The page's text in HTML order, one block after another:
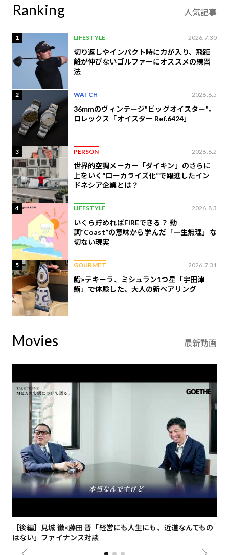
Ranking 人気記事
1 LIFESTYLE 2026.7.30
切り返しやインパクト時に力が入り、飛距
離が伸びないゴルファーにオススメの練習
法
2 WATCH 2026.8.5
36mmのヴィンテージ"ビッグオイスター"。
ロレックス「オイスター Ref.6424」
3 PERSON 2026.8.2
世界的空調メーカー「ダイキン」のさらに
上をいく“ローカライズ化”で躍進したイン
ドネシア企業とは？
4 LIFESTYLE 2026.8.3
いくら貯めればFIREできる？ 動
詞“Coast”の意味から学んだ「一生無理」な
切ない現実
5 GOURMET 2026.7.31
鮨×テキーラ、ミシュラン1つ星「宇田津
鮨」で体験した、大人の新ペアリング
Movies 最新動画
【後編】見城 徹×藤田 晋「経営にも人生にも、近道なんてもの
はない」ファイナンス対談